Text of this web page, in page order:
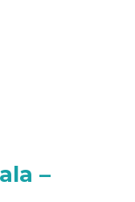
–